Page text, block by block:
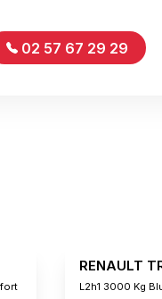
02 57 67 29 29
RENAULT
L2h1 3000 Kg